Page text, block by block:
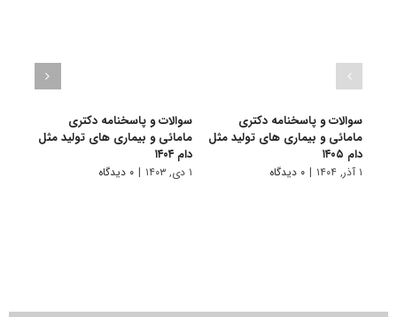
سوالات و پاسخنامه دکتری
مامائی و بیماری های تولید مثل
دام ۱۴۰۵
۱ آذر, ۱۴۰۴ | ۰ دیدگاه
سوالات و پاسخنامه دکتری
مامائی و بیماری های تولید مثل
دام ۱۴۰۴
۱ دی, ۱۴۰۳ | ۰ دیدگاه